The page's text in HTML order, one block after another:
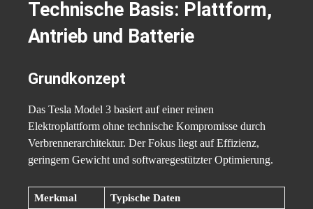
Technische Basis: Plattform,
Antrieb und Batterie
Grundkonzept
Das Tesla Model 3 basiert auf einer reinen
Elektroplattform ohne technische Kompromisse durch
Verbrennerarchitektur. Der Fokus liegt auf Effizienz,
geringem Gewicht und softwaregestützter Optimierung.
Merkmal
Typische Daten